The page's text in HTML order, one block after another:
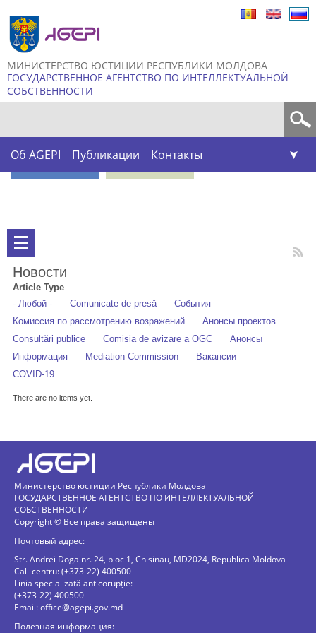
МИНИСТЕРСТВО ЮСТИЦИИ РЕСПУБЛИКИ МОЛДОВА
ГОСУДАРСТВЕННОЕ АГЕНТСТВО ПО ИНТЕЛЛЕКТУАЛЬНОЙ
СОБСТВЕННОСТИ
Об AGEPI Публикации Контакты
Новости
Article Type
- Любой -
Comunicate de presă
События
Комиссия по рассмотрению возражений
Анонсы проектов
Consultări publice
Comisia de avizare a OGC
Анонсы
Информация
Mediation Commission
Вакансии
COVID-19
There are no items yet.
Министерство юстиции Республики Молдова
ГОСУДАРСТВЕННОЕ АГЕНТСТВО ПО ИНТЕЛЛЕКТУАЛЬНОЙ
СОБСТВЕННОСТИ
Copyright © Все права защищены
Почтовый адрес:
Str. Andrei Doga nr. 24, bloc 1, Chisinau, MD2024, Republica Moldova
Call-centru: (+373-22) 400500
Linia specializată anticorupție:
(+373-22) 400500
Email:office@agepi.gov.md
Полезная информация: